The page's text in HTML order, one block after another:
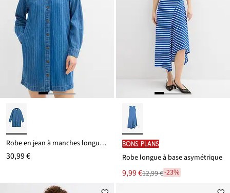
Robe en jean à manches longues et rayures, coton
30,99 €
BONS PLANS
Robe longue à base asymétrique
Le
nouveau
9,99 €
Remise12,99 €-23%